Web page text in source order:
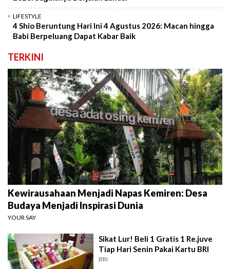
LIFESTYLE
4 Shio Beruntung Hari Ini 4 Agustus 2026: Macan hingga
Babi Berpeluang Dapat Kabar Baik
TERKINI
Kewirausahaan Menjadi Napas Kemiren: Desa
Budaya Menjadi Inspirasi Dunia
YOUR SAY
Sikat Lur! Beli 1 Gratis 1 Re.juve
Tiap Hari Senin Pakai Kartu BRI
BRI